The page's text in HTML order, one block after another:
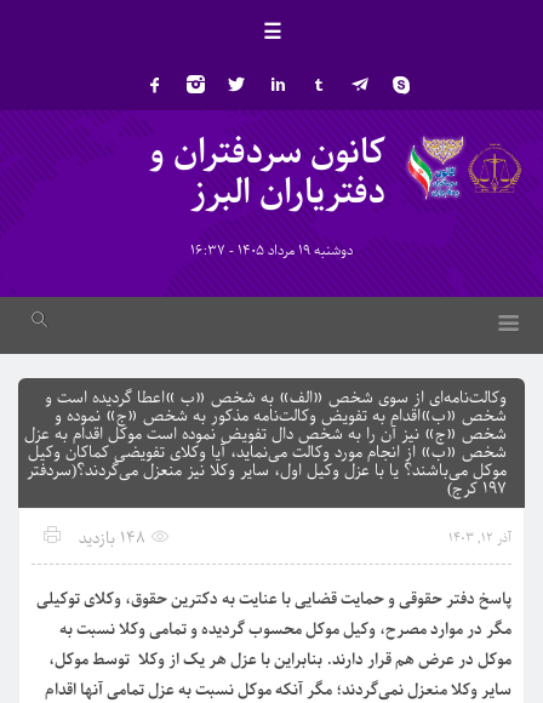
☰
کانون سردفتران و
دفتریاران البرز
دوشنبه 19 مرداد 1405 - 16:37
وکالت‌نامه‌ای از سوی شخص «الف» به شخص «ب »اعطا گردیده است و
شخص «ب»اقدام به تفویض وکالت‌نامه مذکور به شخص «ج» نموده و
شخص «ج» نیز آن را به شخص دال تفویض نموده است موکل اقدام به عزل
شخص «ب» از انجام مورد وکالت می‌نماید، آیا وکلای تفویضی کماکان وکیل
موکل می‌باشند؟ یا با عزل وکیل اول، سایر وکلا نیز منعزل می‌گردند؟(سردفتر
197 کرج)
آذر 12, 1403 148 بازدید
پاسخ دفتر حقوقی و حمایت قضایی با عنایت به دکترین حقوق، وکلای توکیلی
مگر در موارد مصرح، وکیل موکل محسوب گردیده و تمامی وکلا نسبت به
موکل در عرض هم قرار دارند. بنابراین با عزل هر یک از وکلا توسط موکل،
سایر وکلا منعزل نمی‌گردند؛ مگر آنکه موکل نسبت به عزل تمامی آنها اقدام